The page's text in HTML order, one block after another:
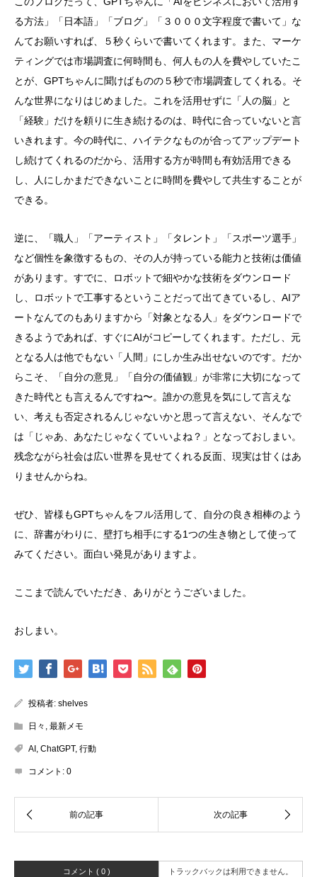
る方法」「日本語」「ブログ」「３０００文字程度で書いて」な
んてお願いすれば、５秒くらいで書いてくれます。また、マーケ
ティングでは市場調査に何時間も、何人もの人を費やしていたこ
とが、GPTちゃんに聞けばものの５秒で市場調査してくれる。そ
んな世界になりはじめました。これを活用せずに「人の脳」と
「経験」だけを頼りに生き続けるのは、時代に合っていないと言
いきれます。今の時代に、ハイテクなものが合ってアップデート
し続けてくれるのだから、活用する方が時間も有効活用できる
し、人にしかまだできないことに時間を費やして共生することが
できる。
逆に、「職人」「アーティスト」「タレント」「スポーツ選手」
など個性を象徴するもの、その人が持っている能力と技術は価値
があります。すでに、ロボットで細やかな技術をダウンロード
し、ロボットで工事するということだって出てきているし、AIア
ートなんてのもありますから「対象となる人」をダウンロードで
きるようであれば、すぐにAIがコピーしてくれます。ただし、元
となる人は他でもない「人間」にしか生み出せないのです。だか
らこそ、「自分の意見」「自分の価値観」が非常に大切になって
きた時代とも言えるんですね〜。誰かの意見を気にして言えな
い、考えも否定されるんじゃないかと思って言えない、そんなで
は「じゃあ、あなたじゃなくていいよね？」となっておしまい。
残念ながら社会は広い世界を見せてくれる反面、現実は甘くはあ
りませんからね。
ぜひ、皆様もGPTちゃんをフル活用して、自分の良き相棒のよう
に、辞書がわりに、壁打ち相手にする1つの生き物として使って
みてください。面白い発見がありますよ。
ここまで読んでいただき、ありがとうございました。
おしまい。
投稿者: shelves
日々 , 最新メモ
AI , ChatGPT, 行動
コメント: 0
コメント ( 0 ) トラックバックは利用できません。